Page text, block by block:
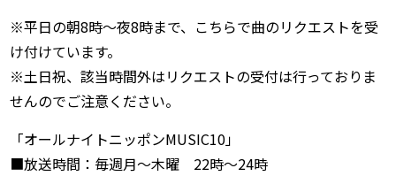
※平日の朝8時～夜8時まで、こちらで曲のリクエストを受
け付けています。
※土日祝、該当時間外はリクエストの受付は行っておりま
せんのでご注意ください。
「オールナイトニッポンMUSIC10」
■放送時間：毎週月～木曜 22時～24時